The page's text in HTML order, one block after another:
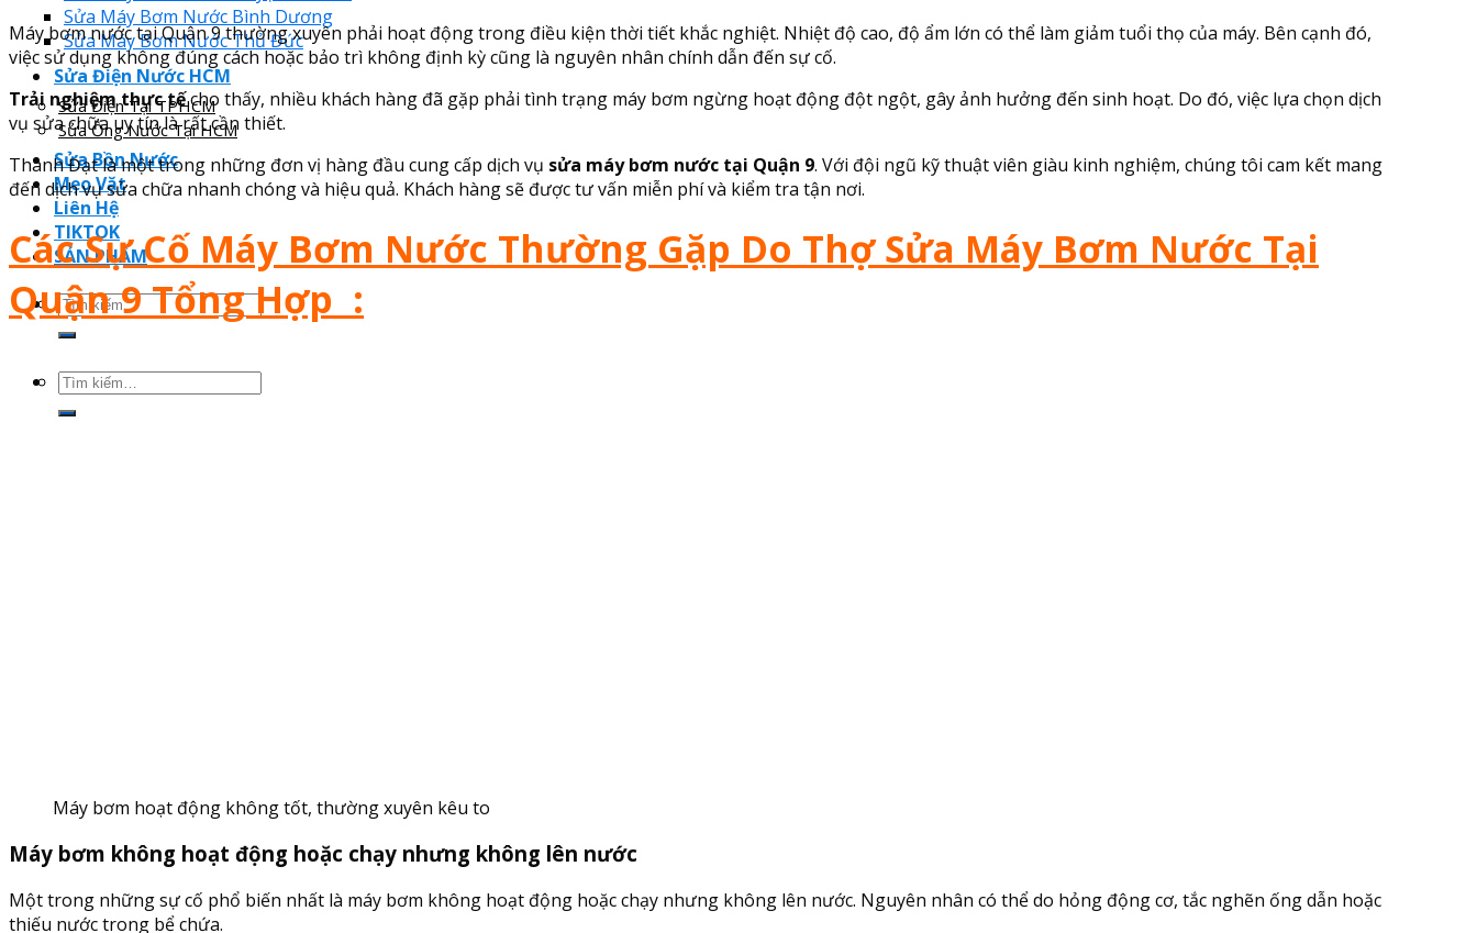
Sửa Máy Bơm Nước Bình Dương
Sửa Máy Bơm Nước Thủ Đức
Sửa Điện Nước HCM
Sửa Điện Tại TPHCM
Sửa Ống Nước Tại HCM
Sửa Bồn Nước
Mẹo Vặt
Liên Hệ
TIKTOK
SẢN PHẨM
Tìm
kiếm:
Tìm
kiếm:
Máy bơm nước tại Quận 9 thường xuyên phải hoạt động trong điều kiện thời tiết khắc nghiệt. Nhiệt độ cao, độ ẩm lớn có thể làm giảm tuổi thọ của máy. Bên cạnh đó,
việc sử dụng không đúng cách hoặc bảo trì không định kỳ cũng là nguyên nhân chính dẫn đến sự cố.
Trải nghiệm thực tếcho thấy, nhiều khách hàng đã gặp phải tình trạng máy bơm ngừng hoạt động đột ngột, gây ảnh hưởng đến sinh hoạt. Do đó, việc lựa chọn dịch
vụ sửa chữa uy tín là rất cần thiết.
Thành Đạt là một trong những đơn vị hàng đầu cung cấp dịch vụ sửa máy bơm nước tại Quận 9. Với đội ngũ kỹ thuật viên giàu kinh nghiệm, chúng tôi cam kết mang
đến dịch vụ sửa chữa nhanh chóng và hiệu quả. Khách hàng sẽ được tư vấn miễn phí và kiểm tra tận nơi.
Các Sự Cố Máy Bơm Nước Thường Gặp Do Thợ Sửa Máy Bơm Nước Tại
Quận 9Tổng Hợp :
Máy bơm hoạt động không tốt, thường xuyên kêu to
Máy bơm không hoạt động hoặc chạy nhưng không lên nước
Một trong những sự cố phổ biến nhất là máy bơm không hoạt động hoặc chạy nhưng không lên nước. Nguyên nhân có thể do hỏng động cơ, tắc nghẽn ống dẫn hoặc
thiếu nước trong bể chứa.